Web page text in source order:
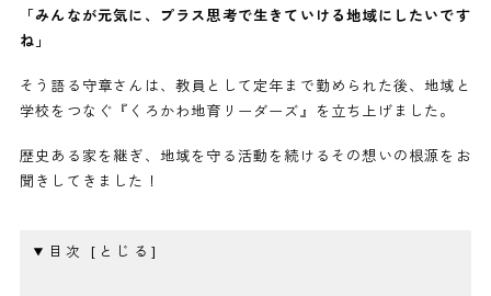
「みんなが元気に、プラス思考で生きていける地域にしたいです
ね」
そう語る守章さんは、教員として定年まで勤められた後、地域と
学校をつなぐ『くろかわ地育リーダーズ』を立ち上げました。
歴史ある家を継ぎ、地域を守る活動を続けるその想いの根源をお
聞きしてきました！
目次